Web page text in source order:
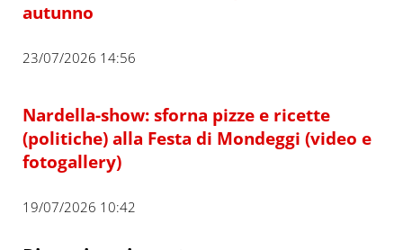
autunno
23/07/2026 14:56
Nardella-show: sforna pizze e ricette
(politiche) alla Festa di Mondeggi (video e
fotogallery)
19/07/2026 10:42